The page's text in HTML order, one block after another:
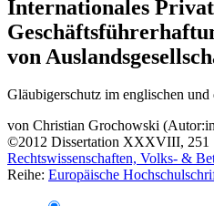
Internationales
von
vonChristian Grochowski
©2012 Dissertation XXXVIII, 251
Rechtswissenschaften, Volks- &